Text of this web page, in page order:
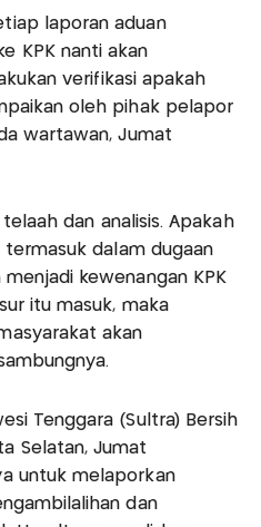
laporan aduan
KPK nanti akan
verifikasi apakah
oleh pihak pelapor
wartawan, Jumat
dan analisis. Apakah
dalam dugaan
kewenangan KPK
itu masuk, maka
akan
Tenggara (Sultra) Bersih
Selatan, Jumat
untuk melaporkan
dan